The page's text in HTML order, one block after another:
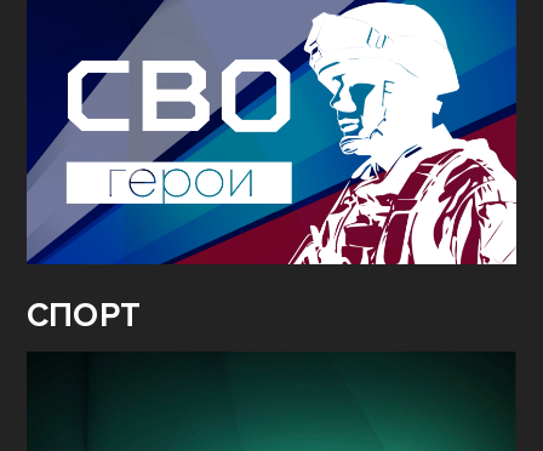
СПОРТ